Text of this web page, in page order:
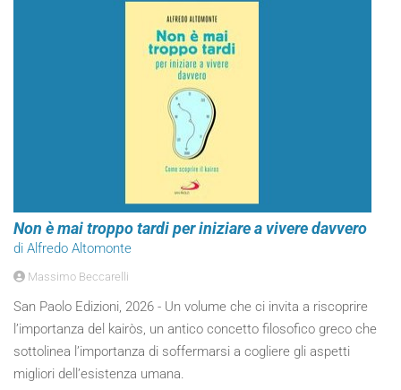
Non è mai troppo tardi per iniziare a vivere davvero
di Alfredo Altomonte
Massimo Beccarelli
San Paolo Edizioni, 2026 - Un volume che ci invita a riscoprire
l’importanza del kairòs, un antico concetto filosofico greco che
sottolinea l’importanza di soffermarsi a cogliere gli aspetti
migliori dell’esistenza umana.